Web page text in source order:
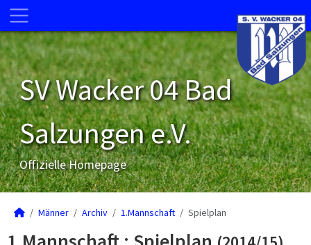
SV Wacker 04 Bad
Salzungen e.V.
Offizielle Homepage
Männer Archiv 1.Mannschaft Spielplan